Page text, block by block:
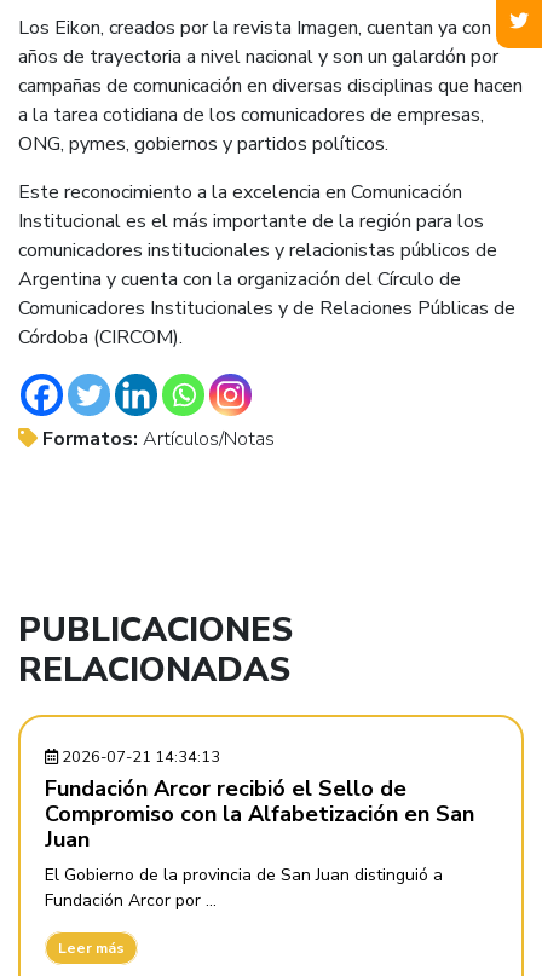
Los Eikon, creados por la revista Imagen, cuentan ya con 19
años de trayectoria a nivel nacional y son un galardón por
campañas de comunicación en diversas disciplinas que hacen
a la tarea cotidiana de los comunicadores de empresas,
ONG, pymes, gobiernos y partidos políticos.
Este reconocimiento a la excelencia en Comunicación
Institucional es el más importante de la región para los
comunicadores institucionales y relacionistas públicos de
Argentina y cuenta con la organización del Círculo de
Comunicadores Institucionales y de Relaciones Públicas de
Córdoba (CIRCOM).
Formatos: Artículos/Notas
PUBLICACIONES
RELACIONADAS
2026-07-21 14:34:13
Fundación Arcor recibió el Sello de
Compromiso con la Alfabetización en San
Juan
El Gobierno de la provincia de San Juan distinguió a
Fundación Arcor por ...
Leer más